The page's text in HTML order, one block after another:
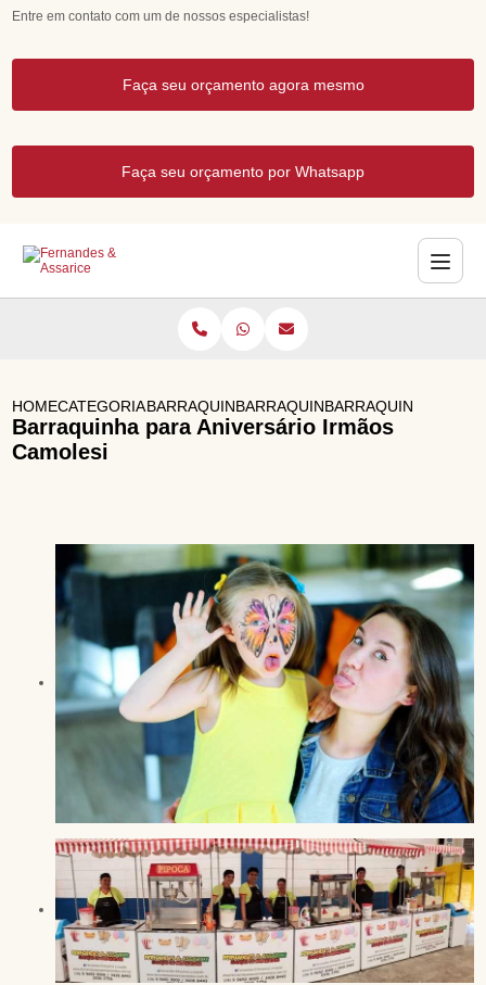
Entre em contato com um de nossos especialistas!
Faça seu orçamento agora mesmo
Faça seu orçamento por Whatsapp
HOMECATEGORIASBARRAQUINHAS PARA EVENTOS
BARRAQUINHA DE PIPOCA
BARRAQUINHA PARA
Barraquinha para Aniversário Irmãos
Camolesi